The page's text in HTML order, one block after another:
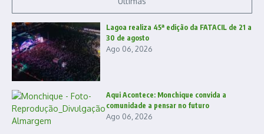
Lagoa realiza 45ª edição da FATACIL de 21 a
30 de agosto
Ago 06, 2026
Aqui Acontece: Monchique convida a
comunidade a pensar no futuro
Ago 06, 2026